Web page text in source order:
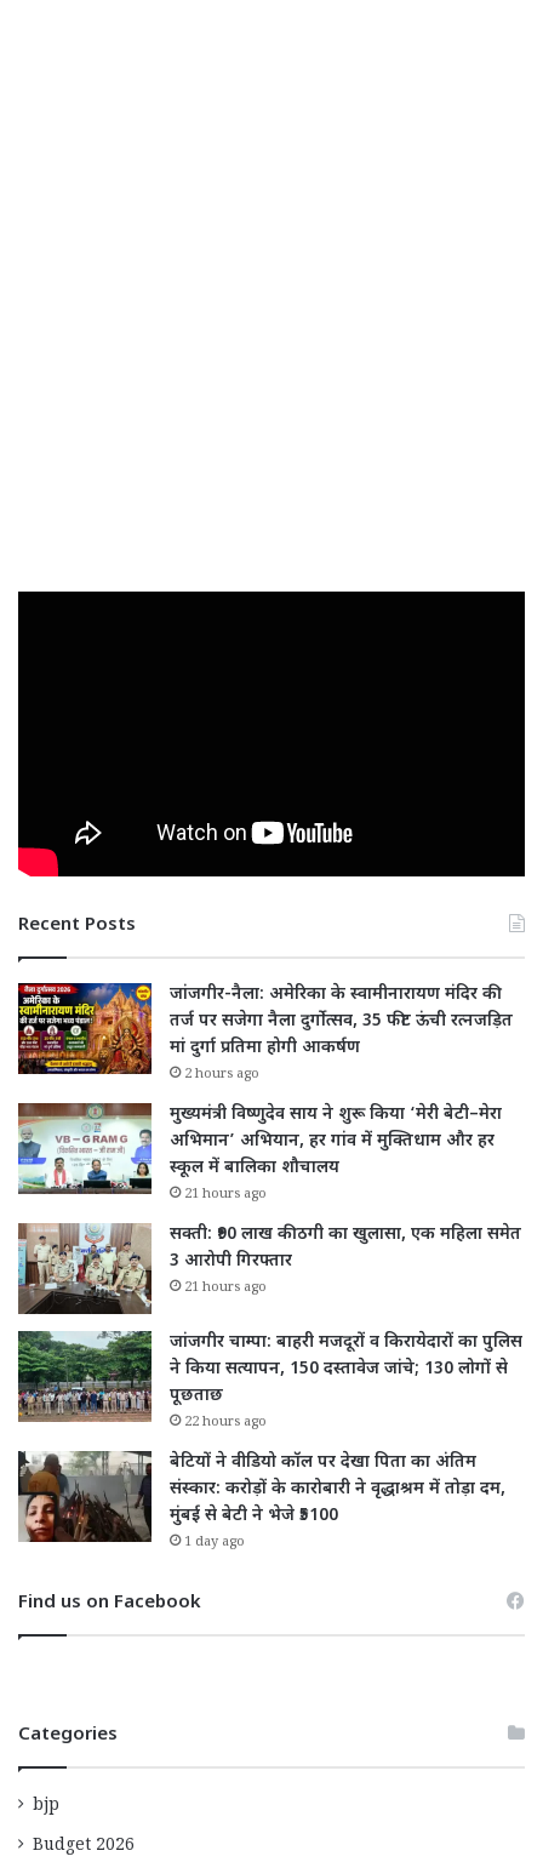
Recent Posts
जांजगीर-नैला: अमेरिका के स्वामीनारायण मंदिर की
तर्ज पर सजेगा नैला दुर्गोत्सव, 35 फीट ऊंची रत्नजड़ित
मां दुर्गा प्रतिमा होगी आकर्षण
2 hours ago
मुख्यमंत्री विष्णुदेव साय ने शुरू किया ‘मेरी बेटी–मेरा
अभिमान’ अभियान, हर गांव में मुक्तिधाम और हर
स्कूल में बालिका शौचालय
21 hours ago
सक्ती: ₹90 लाख की ठगी का खुलासा, एक महिला समेत
3 आरोपी गिरफ्तार
21 hours ago
जांजगीर चाम्पा: बाहरी मजदूरों व किरायेदारों का पुलिस
ने किया सत्यापन, 150 दस्तावेज जांचे; 130 लोगों से
पूछताछ
22 hours ago
बेटियों ने वीडियो कॉल पर देखा पिता का अंतिम
संस्कार: करोड़ों के कारोबारी ने वृद्धाश्रम में तोड़ा दम,
मुंबई से बेटी ने भेजे ₹5100
1 day ago
Find us on Facebook
Categories
bjp
Budget 2026